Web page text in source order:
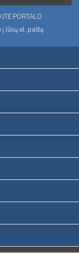
PORTALO
Jūsų el. paštą.